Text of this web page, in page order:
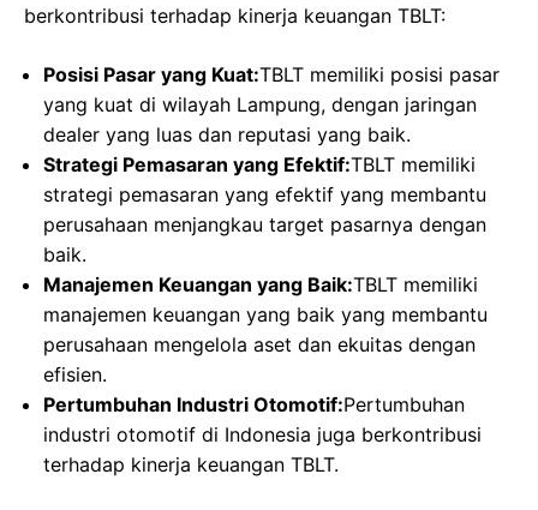
berkontribusi terhadap kinerja keuangan TBLT:
Posisi Pasar yang Kuat:TBLT memiliki posisi pasar
yang kuat di wilayah Lampung, dengan jaringan
dealer yang luas dan reputasi yang baik.
Strategi Pemasaran yang Efektif:TBLT memiliki
strategi pemasaran yang efektif yang membantu
perusahaan menjangkau target pasarnya dengan
baik.
Manajemen Keuangan yang Baik:TBLT memiliki
manajemen keuangan yang baik yang membantu
perusahaan mengelola aset dan ekuitas dengan
efisien.
Pertumbuhan Industri Otomotif:Pertumbuhan
industri otomotif di Indonesia juga berkontribusi
terhadap kinerja keuangan TBLT.